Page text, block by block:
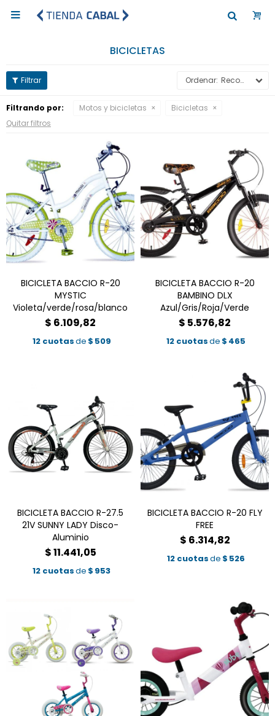

BICICLETAS
Recomendados
Filtrando por: Motos y bicicletas
Bicicletas
Quitar filtros
BICICLETA BACCIO R-20
MYSTIC
Violeta/verde/rosa/blanco
$ 6.109,82
12 cuotasde $ 509
BICICLETA BACCIO R-20
BAMBINO DLX
Azul/Gris/Roja/Verde
$ 5.576,82
12 cuotasde $ 465
BICICLETA BACCIO R-27.5
21V SUNNY LADY Disco-
Aluminio
$11.441,05
12 cuotasde $ 953
BICICLETA BACCIO R-20 FLY
FREE
$ 6.314,82
12 cuotasde $ 526